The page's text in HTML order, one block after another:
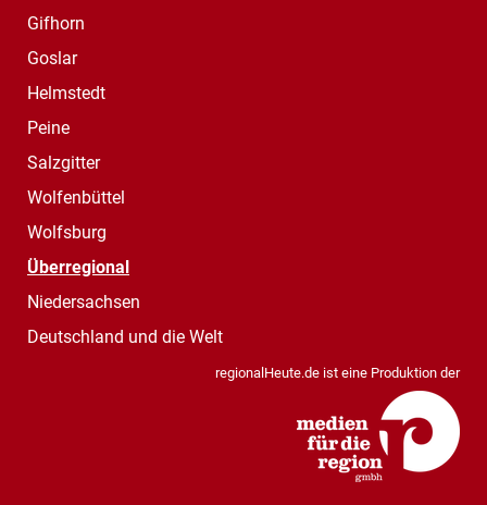
Gifhorn
Goslar
Helmstedt
Peine
Salzgitter
Wolfenbüttel
Wolfsburg
Überregional
Niedersachsen
Deutschland und die Welt
regionalHeute.de ist eine Produktion der